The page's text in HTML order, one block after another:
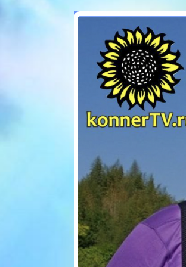
Ведущие Тренинга